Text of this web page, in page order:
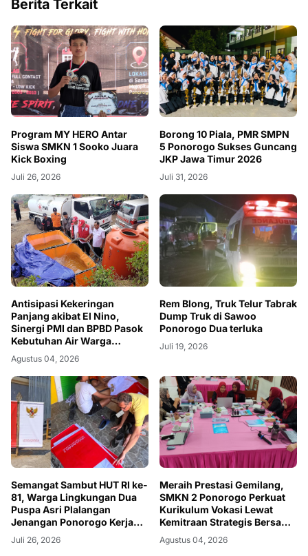
Berita Terkait
Program MY HERO Antar
Siswa SMKN 1 Sooko Juara
Kick Boxing
Juli 26, 2026
Borong 10 Piala, PMR SMPN
5 Ponorogo Sukses Guncang
JKP Jawa Timur 2026
Juli 31, 2026
Antisipasi Kekeringan
Panjang akibat El Nino,
Sinergi PMI dan BPBD Pasok
Kebutuhan Air Warga
Ponorogo
Agustus 04, 2026
Rem Blong, Truk Telur Tabrak
Dump Truk di Sawoo
Ponorogo Dua terluka
Juli 19, 2026
Semangat Sambut HUT RI ke-
81, Warga Lingkungan Dua
Puspa Asri Plalangan
Jenangan Ponorogo Kerja
Bakti
Juli 26, 2026
Meraih Prestasi Gemilang,
SMKN 2 Ponorogo Perkuat
Kurikulum Vokasi Lewat
Kemitraan Strategis Bersama
DUDI
Agustus 04, 2026